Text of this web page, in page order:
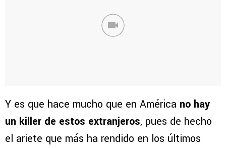
Y es que hace mucho que en América no hay
un killer de estos extranjeros, pues de hecho
el ariete que más ha rendido en los últimos